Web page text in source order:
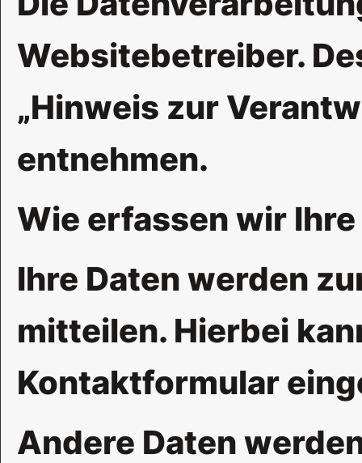
Websitebetreiber.
„Hinweis zur
entnehmen.
Wie erfassen wir Ihre
Ihre Daten werden
mitteilen. Hierbei
Kontaktformular
Andere Daten